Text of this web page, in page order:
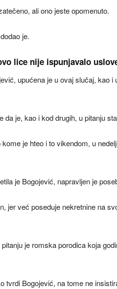
ali ono jeste opomenuto.
je.
lice nije ispunjavalo
upućena je u ovaj slučaj, kao
je, kao i kod drugih, u pitanju
je hteo i to vikendom, u
je Bogojević, napravljen je
jer već poseduje nekretnine na
je romska porodica koja
tvrdi Bogojević, na tome ne